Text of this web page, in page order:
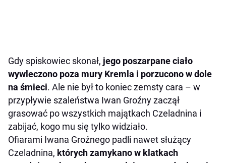
Gdy spiskowiec skonał, jego poszarpane ciało
wywleczono poza mury Kremla i porzucono w dole
na śmieci. Ale nie był to koniec zemsty cara – w
przypływie szaleństwa Iwan Groźny zaczął
grasować po wszystkich majątkach Czeladnina i
zabijać, kogo mu się tylko widziało.
Ofiarami Iwana Groźnego padli nawet służący
Czeladnina, których zamykano w klatkach